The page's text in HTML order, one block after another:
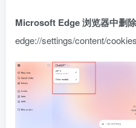
Microsoft Edge 浏览器中删
edge://settings/content/